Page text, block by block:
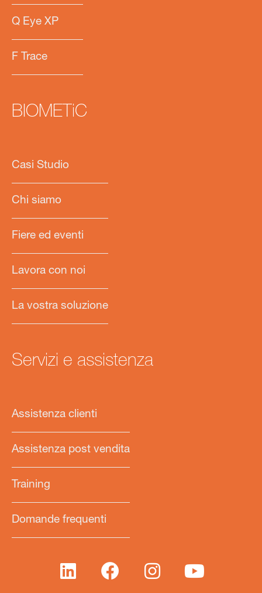
Q Eye XP
F Trace
BIOMETiC
Casi Studio
Chi siamo
Fiere ed eventi
Lavora con noi
La vostra soluzione
Servizi e assistenza
Assistenza clienti
Assistenza post vendita
Training
Domande frequenti